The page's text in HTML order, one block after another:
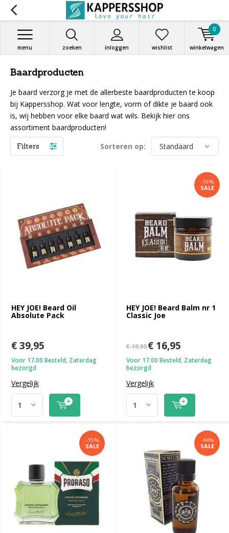
zoeken inloggen
menu wishlist winkelwagen
0
Baardproducten
Je baard verzorg je met de allerbeste baardproducten te koop
bij Kappersshop. Wat voor lengte, vorm of dikte je baard ook
is, wij hebben voor elke baard wat wils. Bekijk hier ons
assortiment baardproducten!
Filters Sorteren op:
HEY JOE! Beard Oil
Absolute Pack
€ 39,95
Voor 17.00 Besteld, Zaterdag
bezorgd
Vergelijk
HEY JOE! Beard Balm nr 1
Classic Joe
-15%
SALE
€ 19,95€ 16,95
Voor 17.00 Besteld, Zaterdag
bezorgd
Vergelijk
-15%
SALE
-44%
SALE